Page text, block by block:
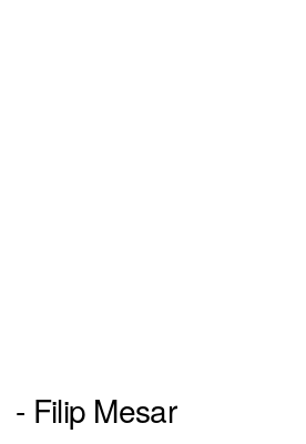
- Filip Mesar